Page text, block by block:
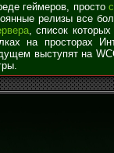
геймеров, просто
релизы все
, список
на просторах
выступят на